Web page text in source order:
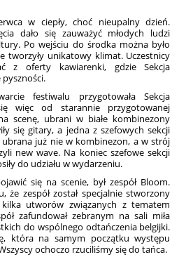
w ciepły, choć nieupalny dzień.
dało się zauważyć młodych ludzi
Po wejściu do środka można było
tworzyły unikatowy klimat. Uczestnicy
z oferty kawiarenki, gdzie Sekcja
festiwalu przygotowała Sekcja
więc od starannie przygotowanej
scenę, ubrani w białe kombinezony
się gitary, a jedna z szefowych sekcji
ubrana już nie w kombinezon, a w strój
new wave. Na koniec szefowe sekcji
do udziału w wydarzeniu.
się na scenie, był zespół Bloom.
zespół został specjalnie stworzony
utworów związanych z tematem
zafundował zebranym na sali miła
do wspólnego odtańczenia belgijki.
która na samym początku występu
ochoczo rzuciliśmy się do tańca.